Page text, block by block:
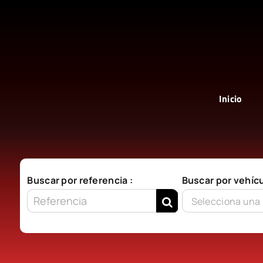
Inicio
Buscar por referencia :
Buscar por
Selecciona una